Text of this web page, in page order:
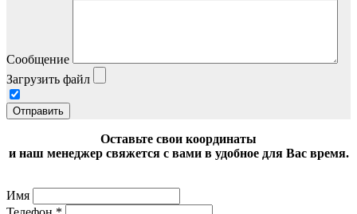
Сообщение
Загрузить файл
Отправить
Оставьте свои координаты
и наш менеджер свяжется с вами в удобное для Вас время.
Имя